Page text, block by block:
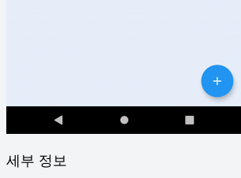
세부 정보